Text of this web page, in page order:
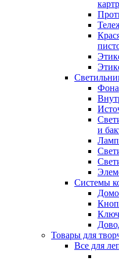
и
Системы
Товары для
Все для